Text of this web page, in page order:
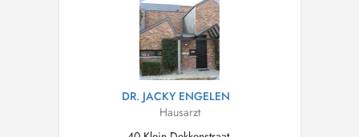
DR. JACKY ENGELEN
Hausarzt